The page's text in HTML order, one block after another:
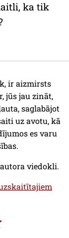
ka tik
ir aizmirsts
jūs jau zināt,
saglabājot
uz avotu, kā
es varu
viedokli.